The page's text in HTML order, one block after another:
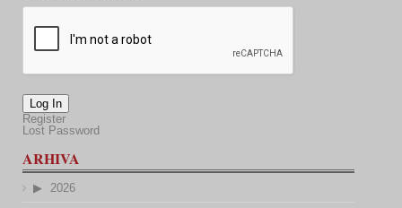
Log In
Register
Lost Password
ARHIVA
2026